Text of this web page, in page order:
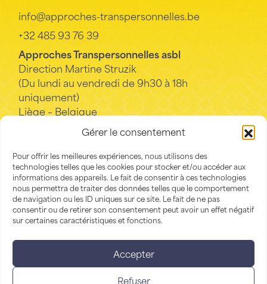
Gérer le consentement
Pour offrir les meilleures expériences, nous utilisons des
technologies telles que les cookies pour stocker et/ou accéder aux
informations des appareils. Le fait de consentir à ces technologies
nous permettra de traiter des données telles que le comportement
de navigation ou les ID uniques sur ce site. Le fait de ne pas
consentir ou de retirer son consentement peut avoir un effet négatif
sur certaines caractéristiques et fonctions.
Accepter
Refuser
info@approches-transpersonnelles.be
+32 485 93 76 39
Approches Transpersonnelles asbl
Direction Martine Struzik
(Du lundi au vendredi de 9h30 à 18h
uniquement)
Liège – Belgique
Infos pratiques
Billetterie
Replays
Contact